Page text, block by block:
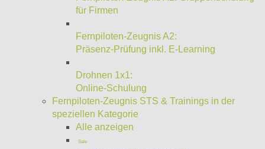
für Firmen
Fernpiloten-Zeugnis A2:
Präsenz-Prüfung inkl. E-Learning
Drohnen 1x1:
Online-Schulung
Fernpiloten-Zeugnis STS & Trainings in der
speziellen Kategorie
Alle anzeigen
Sale